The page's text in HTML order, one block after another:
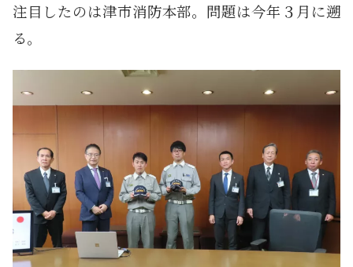
注目したのは津市消防本部。問題は今年３月に遡
る。